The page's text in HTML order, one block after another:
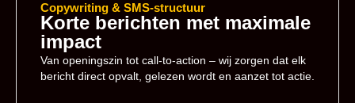
Copywriting & SMS-structuur
Korte berichten met maximale
impact
Van openingszin tot call-to-action – wij zorgen dat elk
bericht direct opvalt, gelezen wordt en aanzet tot actie.